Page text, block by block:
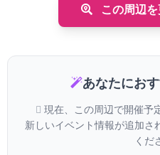
この周辺
あなたにお
現在、この周辺で開催予
新しいイベント情報が追加さ
くだ